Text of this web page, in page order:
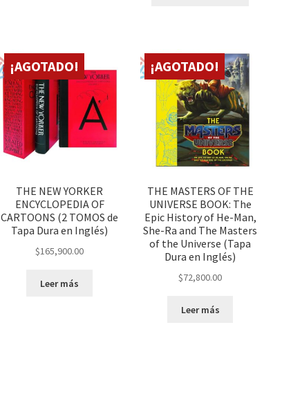
¡AGOTADO!
THE NEW YORKER
ENCYCLOPEDIA OF
CARTOONS (2 TOMOS de
Tapa Dura en Inglés)
$165,900.00
Leer más
¡AGOTADO!
THE MASTERS OF THE
UNIVERSE BOOK: The
Epic History of He-Man,
She-Ra and The Masters
of the Universe (Tapa
Dura en Inglés)
$72,800.00
Leer más